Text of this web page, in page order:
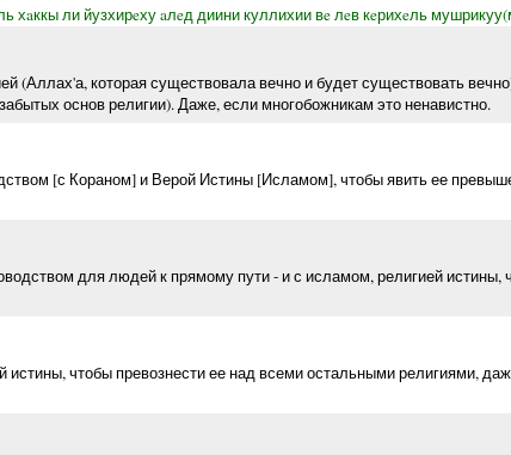
хaккы ли йузхирeху aлeд диини куллихии вe лeв кeрихeль
(Аллах'а, которая существовала вечно и будет существовать
основ религии). Даже, если многобожникам это ненавистно.
[с Кораном] и Верой Истины [Исламом], чтобы явить ее
для людей к прямому пути - и с исламом, религией истины,
чтобы превознести ее над всеми остальными религиями,